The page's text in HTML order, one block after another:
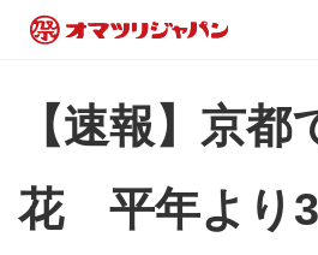
【速報】京都
花 平年より